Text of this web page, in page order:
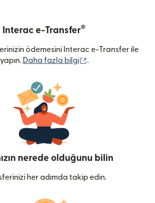
Interac e-Transfer®
ödemesini Interac e-Transfer ile
yapın. Daha fazla bilgi (yeni pencerede
.
nerede olduğunu bilin
her adımda takip edin.